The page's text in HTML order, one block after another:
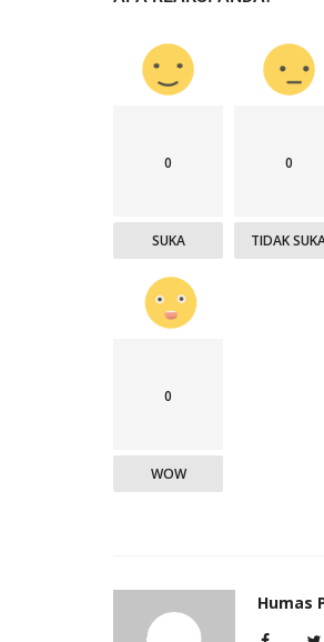
0
SUKA
0
TIDAK
0
WOW
Humas